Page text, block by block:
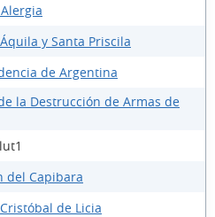
y Santa Priscila
de Argentina
la Destrucción de Armas de
del Capibara
de Licia